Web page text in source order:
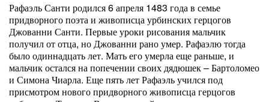
Рафаэль Санти родился 6 апреля 1483 года в семье
придворного поэта и живописца урбинских герцогов
Джованни Санти. Первые уроки рисования мальчик
получил от отца, но Джованни рано умер. Рафаэлю тогда
было одиннадцать лет. Мать его умерла еще раньше, и
мальчик остался на попечении своих дядюшек – Бартоломео
и Симона Чиарла. Еще пять лет Рафаэль учился под
присмотром нового придворного живописца герцогов